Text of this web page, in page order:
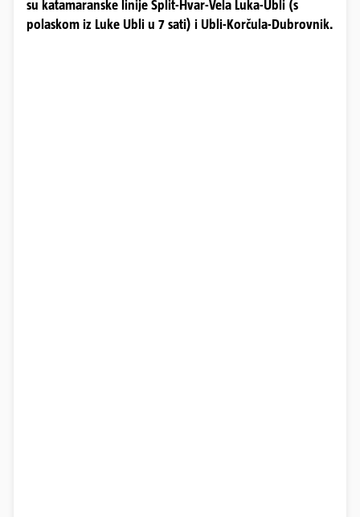
su katamaranske linije Split-Hvar-Vela Luka-Ubli (s
polaskom iz Luke Ubli u 7 sati) i Ubli-Korčula-Dubrovnik.